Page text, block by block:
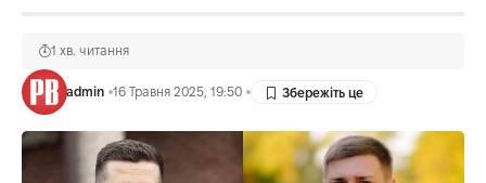
admin 16 Травня 2025, 19:50
1 хв. читання